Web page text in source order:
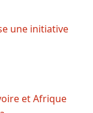
une initiative
et Afrique